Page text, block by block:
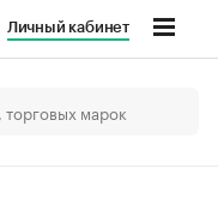
Личный кабинет